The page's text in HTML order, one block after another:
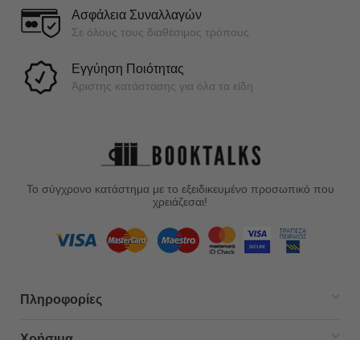
Ασφάλεια Συναλλαγών
Σε όλους τους διαθέσιμος τρόπους
Εγγύηση Ποιότητας
Άριστης κατάστασης για όλα τα είδη
Το σύγχρονο κατάστημα με το εξειδικευμένο προσωπικό που
χρειάζεσαι!
Πληροφορίες